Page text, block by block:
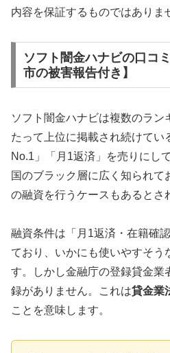
内容を保証するものではありま
ソフト闇金ハナビの口コ
市の被害報告付き】
ソフト闇金ハナビは複数のラン
たって上位に掲載され続けてい
No.1」「月1返済」を売りにし
国のブラック層に広く知られ
の融資を行うケースもあるとさ
融資条件は「月1返済・在籍確
ており、いかにも使いやすそう
す。しかし金融庁の登録貸金業
録がありません。これは貸金業
ことを意味します。